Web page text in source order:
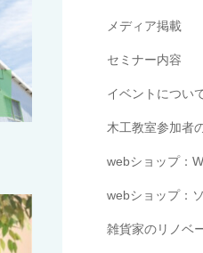
メディア掲載
セミナー内容
イベントについ
木工教室参加者
webショップ：
webショップ：
雑貨家のリノベ